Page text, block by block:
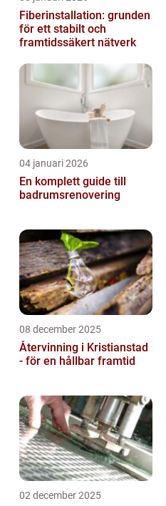
Fiberinstallation: grunden
för ett stabilt och
framtidssäkert nätverk
04 januari 2026
En komplett guide till
badrumsrenovering
08 december 2025
Återvinning i Kristianstad
- för en hållbar framtid
02 december 2025